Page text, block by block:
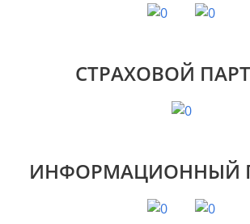
СТРАХОВОЙ
ИНФОРМАЦИОННЫЙ